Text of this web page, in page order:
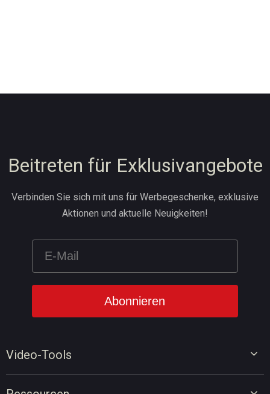
Video-Tools
Beitreten für Exklusivangebote
Verbinden Sie sich mit uns für Werbegeschenke, exklusive
Aktionen und aktuelle Neuigkeiten!